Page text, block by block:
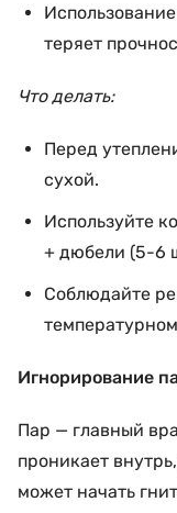
теряет
Что делать:
Перед
сухой.
Используйте
+ дюбели (5-6
Соблюдайте
Игнорирование
Пар — главный
проникает
может начать